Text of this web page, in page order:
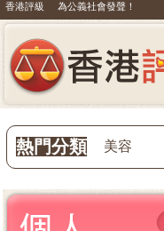
香港評級 為公義社會發聲！
熱門分類 美容